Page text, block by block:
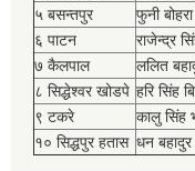
५ बसन्तपुर
फुनी बोहरा
६ पाटन
राजेन्द्र
७ कैलपाल
ललित
८ सिद्धेश्‍वर खोडपे हरि सिंह
९ टकरे
कालु सिंह
१० सिद्धपुर हतास धन